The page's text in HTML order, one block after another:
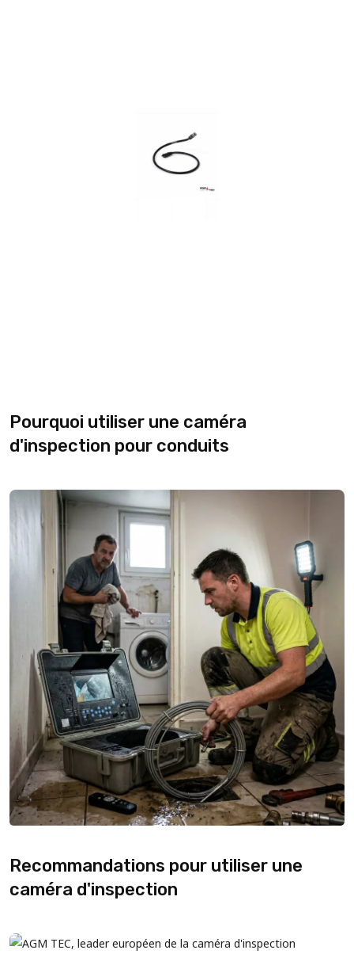
Pourquoi utiliser une caméra
d'inspection pour conduits
Recommandations pour utiliser une
caméra d'inspection